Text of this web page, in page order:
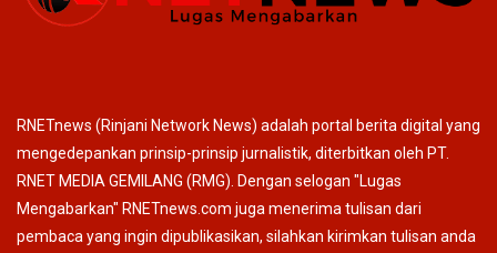
RNETnews (Rinjani Network News) adalah portal berita digital yang
mengedepankan prinsip-prinsip jurnalistik, diterbitkan oleh PT.
RNET MEDIA GEMILANG (RMG). Dengan selogan "Lugas
Mengabarkan" RNETnews.com juga menerima tulisan dari
pembaca yang ingin dipublikasikan, silahkan kirimkan tulisan anda